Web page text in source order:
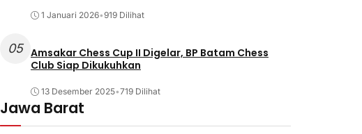
1 Januari 2026•919 Dilihat
05 Amsakar Chess Cup II Digelar, BP Batam Chess
Club Siap Dikukuhkan
13 Desember 2025•719 Dilihat
Jawa Barat